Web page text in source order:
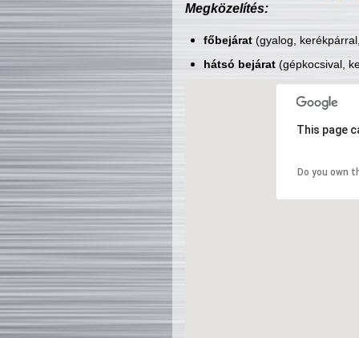
Megközelítés:
főbejárat(gyalog,
hátsó bejárat(gépkocsival,
This page
Do you own